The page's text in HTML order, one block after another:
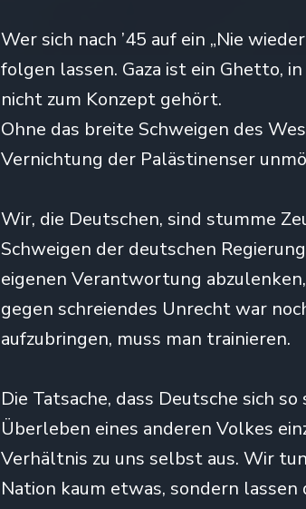
Wer sich nach ’45 auf ein „Nie
folgen lassen. Gaza ist ein Ghetto,
nicht zum Konzept gehört.
Ohne das breite Schweigen des
Vernichtung der Palästinenser
Wir, die Deutschen, sind stumme
Schweigen der deutschen
eigenen Verantwortung
gegen schreiendes Unrecht war
aufzubringen, muss man trainieren.
Die Tatsache, dass Deutsche sich
Überleben eines anderen Volkes
Verhältnis zu uns selbst aus. Wir
Nation kaum etwas, sondern